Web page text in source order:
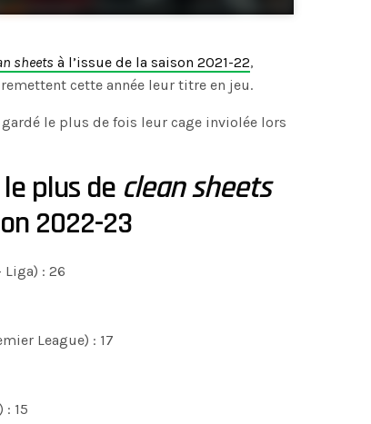
sheets à l’issue de la saison 2021-22,
cette année leur titre en jeu.
le plus de fois leur cage inviolée lors
plus de clean sheets
2022-23
: 26
League) : 17
15